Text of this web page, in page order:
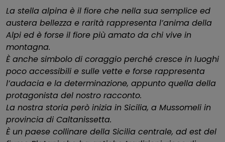
La stella alpina è il fiore che nella sua semplice ed
austera bellezza e rarità rappresenta l’anima della
Alpi ed è forse il fiore più amato da chi vive in
montagna.
È anche simbolo di coraggio perché cresce in luoghi
poco accessibili e sulle vette e forse rappresenta
l’audacia e la determinazione, appunto quella della
protagonista del nostro racconto.
La nostra storia però inizia in Sicilia, a Mussomeli in
provincia di Caltanissetta.
È un paese collinare della Sicilia centrale, ad est del